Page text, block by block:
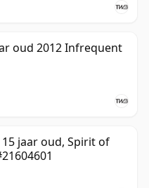
oud 2012 Infrequent
15 jaar oud, Spirit of